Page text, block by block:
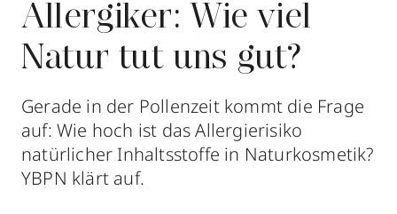
Aktionen
Storefinder
Allergiker: Wie viel
Natur tut uns gut?
Gerade in der Pollenzeit kommt die Frage
auf: Wie hoch ist das Allergierisiko
natürlicher Inhaltsstoffe in Naturkosmetik?
YBPN klärt auf.